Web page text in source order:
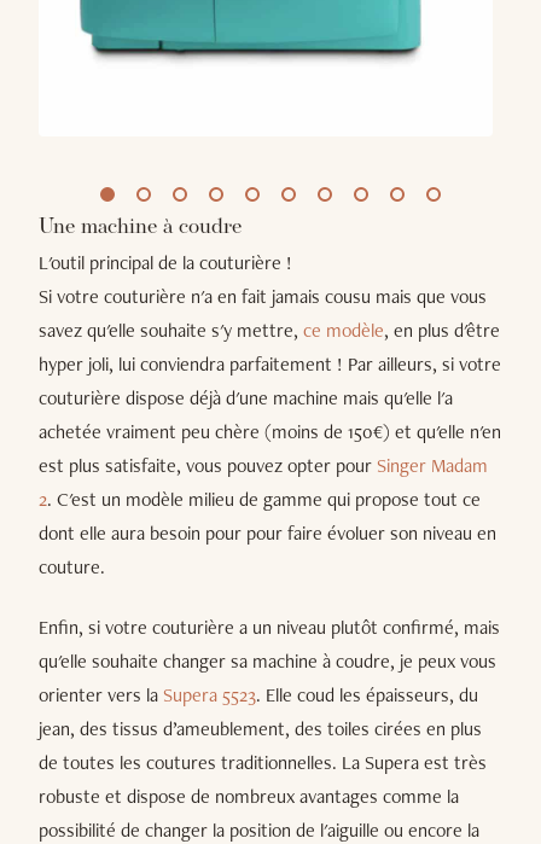
Une machine à coudre
L'outil principal de la couturière !
Si votre couturière n'a en fait jamais cousu mais que vous
savez qu'elle souhaite s'y mettre, ce modèle, en plus d'être
hyper joli, lui conviendra parfaitement ! Par ailleurs, si votre
couturière dispose déjà d'une machine mais qu'elle l'a
achetée vraiment peu chère (moins de 150€) et qu'elle n'en
est plus satisfaite, vous pouvez opter pourSinger Madam
2. C'est un modèle milieu de gamme qui propose tout ce
dont elle aura besoin pour pour faire évoluer son niveau en
couture.
Enfin, si votre couturière a un niveau plutôt confirmé, mais
qu'elle souhaite changer sa machine à coudre, je peux vous
orienter vers laSupera 5523. Elle coud les épaisseurs, du
jean, des tissus d’ameublement, des toiles cirées en plus
de toutes les coutures traditionnelles. La Supera est très
robuste et dispose de nombreux avantages comme la
possibilité de changer la position de l'aiguille ou encore la